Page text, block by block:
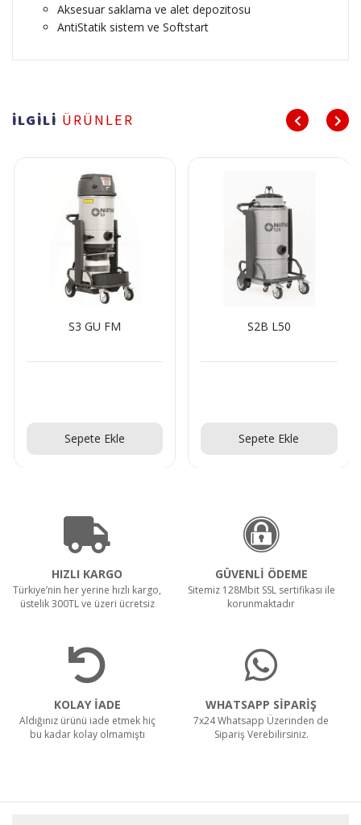
Aksesuar saklama ve alet depozitosu
AntiStatik sistem ve Softstart
İLGİLİ ÜRÜNLER
S3 GU FM
Sepete Ekle
S2B L50
Sepete Ekle
HIZLI KARGO
Türkiye’nin her yerine hızlı kargo,
üstelik 300TL ve üzeri ücretsiz
GÜVENLİ ÖDEME
Sitemiz 128Mbit SSL sertifikası ile
korunmaktadır
KOLAY İADE
Aldığınız ürünü iade etmek hiç
bu kadar kolay olmamıştı
WHATSAPP SİPARİŞ
7x24 Whatsapp Üzerinden de
Sipariş Verebilirsiniz.